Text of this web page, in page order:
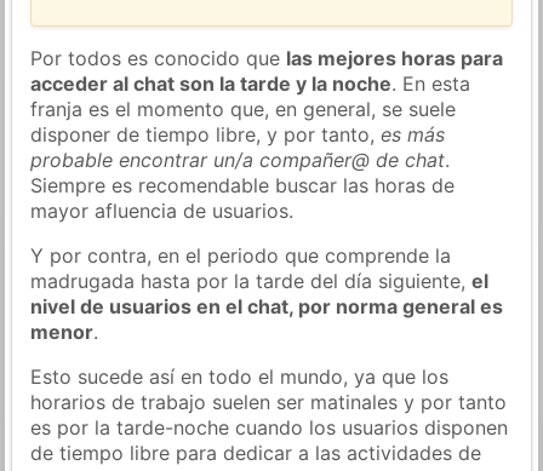
Por todos es conocido que las mejores horas para
acceder al chat son la tarde y la noche. En esta
franja es el momento que, en general, se suele
disponer de tiempo libre, y por tanto,es más
probable encontrar un/a compañer@ de chat.
Siempre es recomendable buscar las horas de
mayor afluencia de usuarios.
Y por contra, en el periodo que comprende la
madrugada hasta por la tarde del día siguiente,el
nivel de usuarios en el chat, por norma general es
menor.
Esto sucede así en todo el mundo, ya que los
horarios de trabajo suelen ser matinales y por tanto
es por la tarde-noche cuando los usuarios disponen
de tiempo libre para dedicar a las actividades de